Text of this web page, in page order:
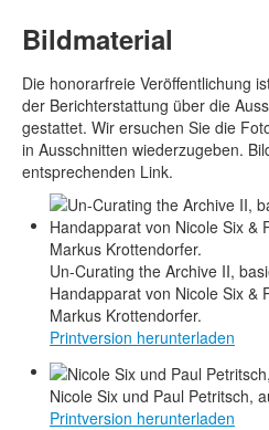
Bildmaterial
Die honorarfreie Veröffentlichung
der Berichterstattung über die
gestattet. Wir ersuchen Sie die
in Ausschnitten wiederzugeben.
entsprechenden Link.
Un-Curating the Archive II,
Handapparat von Nicole Six &
Markus Krottendorfer.
Printversion herunterladen
Nicole Six und Paul Petritsch,
Printversion herunterladen